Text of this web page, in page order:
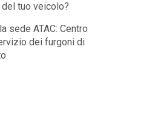
tuo veicolo?
sede ATAC: Centro
dei furgoni di